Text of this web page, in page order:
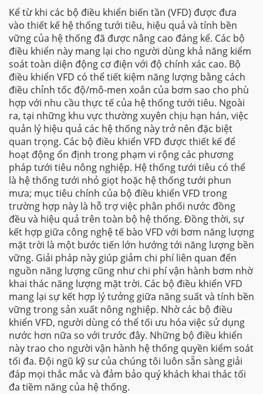
Kể từ khi các bộ điều khiển biến tần (VFD) được đưa
vào thiết kế hệ thống tưới tiêu, hiệu quả và tính bền
vững của hệ thống đã được nâng cao đáng kể. Các bộ
điều khiển này mang lại cho người dùng khả năng kiểm
soát toàn diện động cơ điện với độ chính xác cao. Bộ
điều khiển VFD có thể tiết kiệm năng lượng bằng cách
điều chỉnh tốc độ/mô-men xoắn của bơm sao cho phù
hợp với nhu cầu thực tế của hệ thống tưới tiêu. Ngoài
ra, tại những khu vực thường xuyên chịu hạn hán, việc
quản lý hiệu quả các hệ thống này trở nên đặc biệt
quan trọng. Các bộ điều khiển VFD được thiết kế để
hoạt động ổn định trong phạm vi rộng các phương
pháp tưới tiêu nông nghiệp. Hệ thống tưới tiêu có thể
là hệ thống tưới nhỏ giọt hoặc hệ thống tưới phun
mưa; mục tiêu chính của bộ điều khiển VFD trong
trường hợp này là hỗ trợ việc phân phối nước đồng
đều và hiệu quả trên toàn bộ hệ thống. Đồng thời, sự
kết hợp giữa công nghệ tế bào VFD với bơm năng lượng
mặt trời là một bước tiến lớn hướng tới năng lượng bền
vững. Giải pháp này giúp giảm chi phí liên quan đến
nguồn năng lượng cũng như chi phí vận hành bơm nhờ
khai thác năng lượng mặt trời. Các bộ điều khiển VFD
mang lại sự kết hợp lý tưởng giữa năng suất và tính bền
vững trong sản xuất nông nghiệp. Nhờ các bộ điều
khiển VFD, người dùng có thể tối ưu hóa việc sử dụng
nước hơn nữa so với trước đây. Những bộ điều khiển
này trao cho người vận hành hệ thống quyền kiểm soát
tối đa. Đội ngũ kỹ sư của chúng tôi luôn sẵn sàng giải
đáp mọi thắc mắc và đảm bảo quý khách khai thác tối
đa tiềm năng của hệ thống.